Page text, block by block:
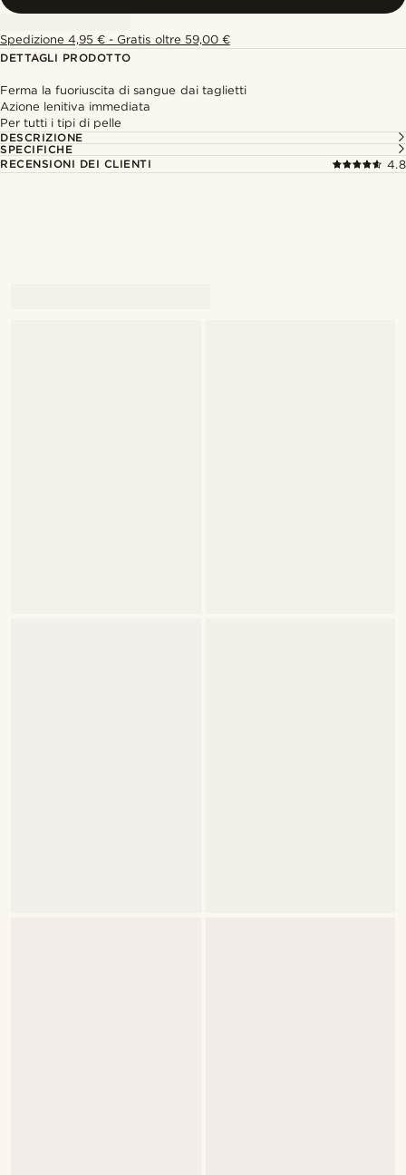
Spedizione 4,95 € - Gratis oltre 59,00 €
DETTAGLI PRODOTTO
Ferma la fuoriuscita di sangue dai taglietti
Azione lenitiva immediata
Per tutti i tipi di pelle
DESCRIZIONE
SPECIFICHE
RECENSIONI DEI CLIENTI
4.8